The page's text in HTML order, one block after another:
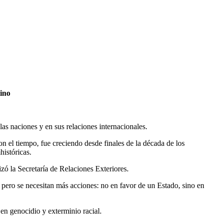
naciones y en sus relaciones internacionales.
el tiempo, fue creciendo desde finales de la década de los
la Secretaría de Relaciones Exteriores.
se necesitan más acciones: no en favor de un Estado, sino en
genocidio y exterminio racial.